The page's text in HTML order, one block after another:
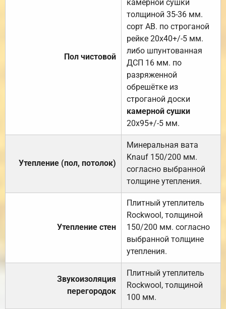
Пол чистовой
камерной сушки
толщиной 35-36 мм.
сорт АВ. по строганой
рейке 20х40+/-5 мм.
либо шпунтованная
ДСП 16 мм. по
разряженной
обрешётке из
строганой доски
камерной сушки
20х95+/-5 мм.
Утепление (пол, потолок)
Минеральная вата
Knauf 150/200 мм.
согласно выбранной
толщине утепления.
Утепление стен
Плитный утеплитель
Rockwool, толщиной
150/200 мм. согласно
выбранной толщине
утепления.
Звукоизоляция
перегородок
Плитный утеплитель
Rockwool, толщиной
100 мм.